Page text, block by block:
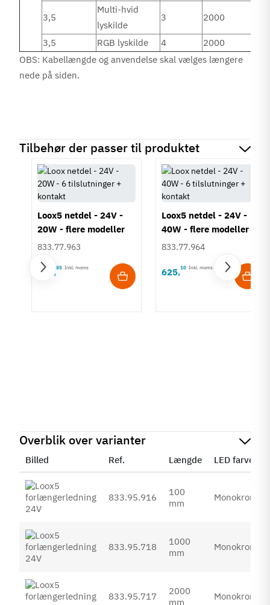
3,5
Multi-hvid
lyskilde
3 2000
3,5 RGB lyskilde 4
2000
OBS: Kabellængde og anvendelse skal vælges længere
nede på siden.
Tilbehør der passer til produktet
Loox5 netdel - 24V -
20W - flere modeller
833.77.963
439 ,85 Inkl. moms
Loox5 netdel - 24V -
40W - flere modeller
833.77.964
625,10 Inkl. moms
Overblik over varianter
Billed Ref. Længde LED farve
833.95.916
100
mm
Monokrom
833.95.718
1000
mm
Monokrom
833.95.717
2000
mm
Monokrom